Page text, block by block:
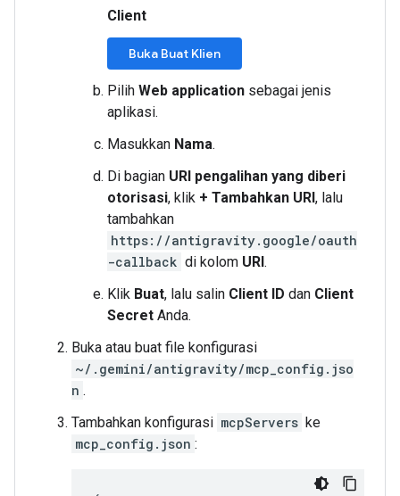
Client
Buka Buat Klien
Pilih Web application sebagai jenis
aplikasi.
Masukkan Nama.
Di bagian URI pengalihan yang diberi
otorisasi, klik + Tambahkan URI, lalu
tambahkan
https://antigravity.google/oauth
-callback di kolom URI.
Klik Buat, lalu salin Client ID dan Client
Secret Anda.
Buka atau buat file konfigurasi
~/.gemini/antigravity/mcp_config.jso
n .
Tambahkan konfigurasi mcpServers ke
mcp_config.json :